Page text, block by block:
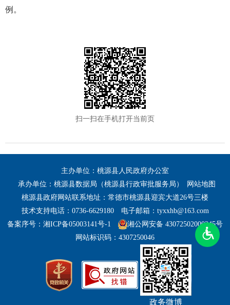
例。
扫一扫在手机打开当前页
主办单位：桃源县人民政府办公室
承办单位：桃源县数据局（桃源县行政审批服务局）
网站地图
桃源县政府网站联系地址：常德市桃源县迎宾大道26号三楼
技术支持电话：0736-6629180
电子邮箱：tyxxhb@163.com
备案序号：湘ICP备05003141号-1
湘公网安备 43072502000245号
网站标识码：4307250046
政务微博